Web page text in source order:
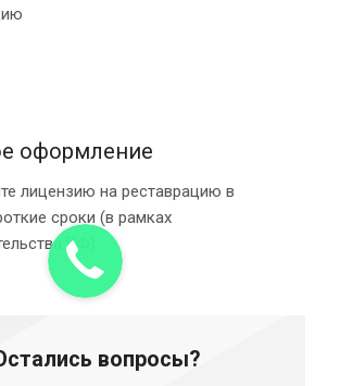
оформление
лицензию на реставрацию в
сроки (в рамках
РФ)
вопросы?